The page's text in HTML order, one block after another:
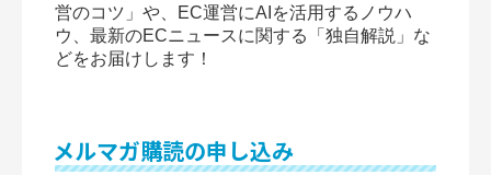
営のコツ」や、EC運営にAIを活用するノウハ
ウ、最新のECニュースに関する「独自解説」な
どをお届けします！